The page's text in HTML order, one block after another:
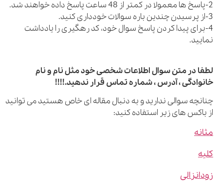
پیدا کردن پاسخ سوال خود، کد رهگیری را یادداشت
در متن سوال اطلاعات شخصی خود مثل نام و نام
، آدرس ، شماره تماس قرار ندهید.!!!!
سوالی ندارید و به دنبال مقاله ای خاص هستید می توانید
های زیر استفاده کنید: